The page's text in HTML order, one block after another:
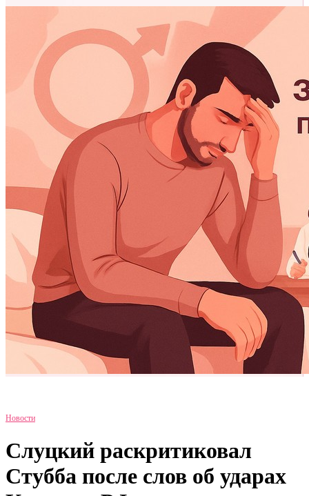
Новости
Слуцкий раскритиковал
Стубба после слов об ударах